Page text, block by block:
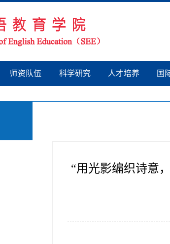
师资队伍 科学研究 人才培养 国
“用光影编织诗意